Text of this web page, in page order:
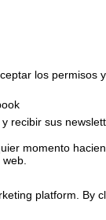
los permisos
recibir sus
momento
platform. By